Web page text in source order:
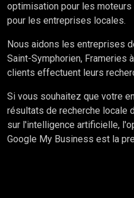
optimisation pour les moteurs
pour les entreprises locales.
Nous aidons les entreprises
Saint-Symphorien, Frameries
clients effectuent leurs
Si vous souhaitez que votre
résultats de recherche locale
sur l'intelligence artificielle,
Google My Business est la